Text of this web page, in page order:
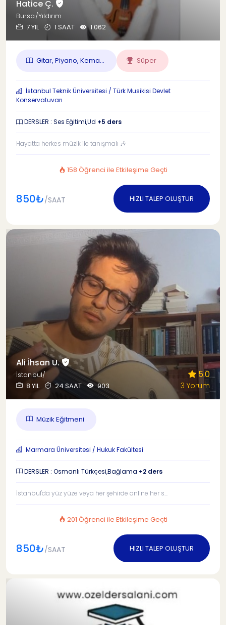
Hatice Ç.
Bursa/Yıldırım
7 YIL
1 SAAT 1.062
Gitar, Piyano, Kema... Süper
İstanbul Teknik Üniversitesi / Türk Musikisi Devlet
Konservatuvarı
DERSLER : Ses Eğitimi,Ud +5 ders
Hayatta herkes müzik ile tanışmalı 🎶
158 Öğrenci ile Etkileşime Geçti
850₺/SAAT HIZLI TALEP OLUŞTUR
Ali İhsan U.
İstanbul/
8 YIL
24 SAAT 903
5.0
3 Yorum
Müzik Eğitmeni
Marmara Üniversitesi / Hukuk Fakültesi
DERSLER : Osmanlı Türkçesi,Bağlama +2 ders
İstanbul'da yüz yüze veya her şehirde online her s...
201 Öğrenci ile Etkileşime Geçti
850₺/SAAT HIZLI TALEP OLUŞTUR